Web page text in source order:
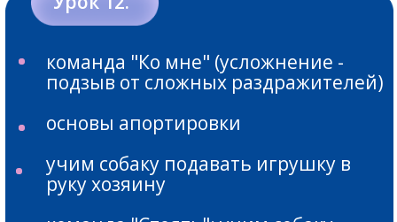
Понимание, как формируется
поведение собаки.
корректировать нежелательные
проявления